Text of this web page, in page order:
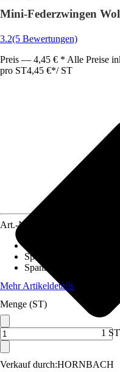
Mini-Federzwingen
3.2(5 Bewertungen)
Preis — 4,45 € * Alle Preise
pro ST4,45 €*/ ST
Verkauf durch:HORNBACH
Art.-Nr.
Spannbereich
Spannbackengröße
Mehr Artikeldetails
Menge (ST)
1 ST